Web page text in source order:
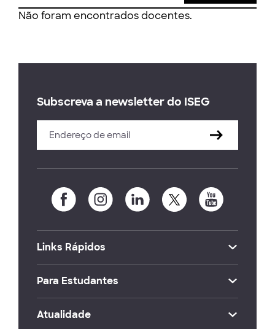
Não foram encontrados docentes.
Subscreva a newsletter do ISEG
Links Rápidos
Para Estudantes
Atualidade